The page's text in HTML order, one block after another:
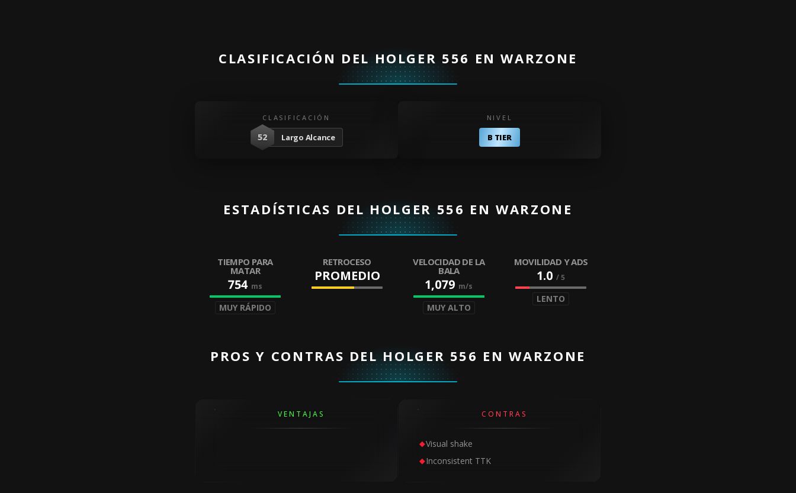
CLASIFICACIÓN DEL HOLGER 556 EN WARZONE
CLASIFICACIÓN
52 Largo Alcance
NIVEL
B TIER
ESTADÍSTICAS DEL HOLGER 556 EN WARZONE
TIEMPO PARA
MATAR
754 ms
MUY RÁPIDO
RETROCESO
PROMEDIO
VELOCIDAD DE LA
BALA
1,079 m/s
MUY ALTO
MOVILIDAD Y ADS
1.0 / 5
LENTO
PROS Y CONTRAS DEL HOLGER 556 EN WARZONE
VENTAJAS CONTRAS
Visual shake
Inconsistent TTK